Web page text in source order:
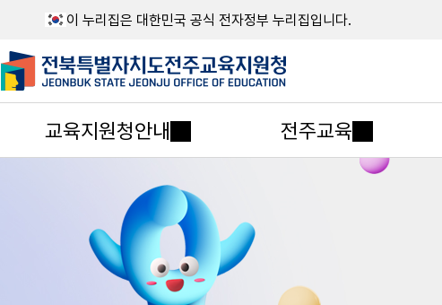
이 누리집은 대한민국 공식 전자정부 누리집입니다.
교육지원청안내 전주교육